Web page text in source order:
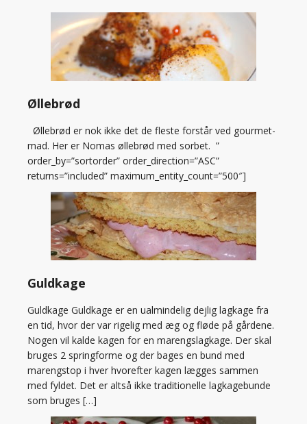
Øllebrød
Øllebrød er nok ikke det de fleste forstår ved gourmet-
mad. Her er Nomas øllebrød med sorbet. ”
order_by=”sortorder” order_direction=”ASC”
returns=”included” maximum_entity_count=”500″]
Guldkage
Guldkage Guldkage er en ualmindelig dejlig lagkage fra
en tid, hvor der var rigelig med æg og fløde på gårdene.
Nogen vil kalde kagen for en marengslagkage. Der skal
bruges 2 springforme og der bages en bund med
marengstop i hver hvorefter kagen lægges sammen
med fyldet. Det er altså ikke traditionelle lagkagebunde
som bruges […]